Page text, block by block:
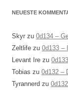
NEUESTE
Skyr zu 0d134 –
Zeltlife zu 0d133 –
Levant Ire zu
Tobias zu 0d132 –
Tyrannerd zu